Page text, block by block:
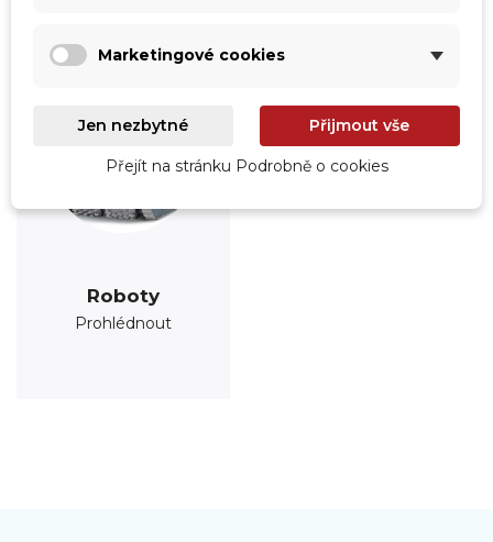
Roboty
Prohlédnout
Marketingové cookies
Jen nezbytné Přijmout vše
Přejít na stránku Podrobně o cookies